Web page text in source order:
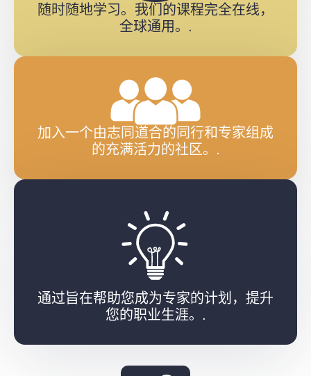
随时随地学习。我们的课程完全在线，
全球通用。.
加入一个由志同道合的同行和专家组成
的充满活力的社区。.
通过旨在帮助您成为专家的计划，提升
您的职业生涯。.